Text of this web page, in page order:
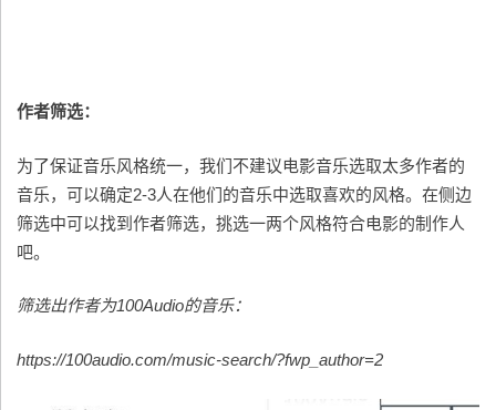
作者筛选：
为了保证音乐风格统一，我们不建议电影音乐选取太多作者的
音乐，可以确定2-3人在他们的音乐中选取喜欢的风格。在侧边
筛选中可以找到作者筛选，挑选一两个风格符合电影的制作人
吧。
筛选出作者为100Audio的音乐：
https://100audio.com/music-search/?fwp_author=2